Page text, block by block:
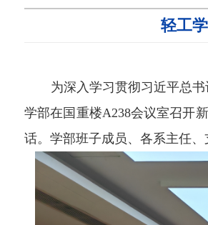
轻工
为深入学习贯彻习近平总
学部在国重楼A238会议室召开
话。学部班子成员、各系主任